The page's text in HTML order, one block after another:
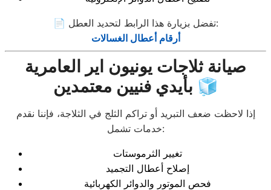
📄 تفضل بزيارة هذا الرابط لتحديد العطل:
أرقام أعطال الغسالات
صيانة ثلاجات يونيون اير العامرية
بأيدي فنيين معتمدين 🧊
إذا لاحظت ضعف التبريد أو تراكم الثلج في الثلاجة، فإننا نقدم
خدمات تشمل:
تغيير الثرموستات
إصلاح أعطال التجميد
فحص الموتور والدوائر الكهربائية